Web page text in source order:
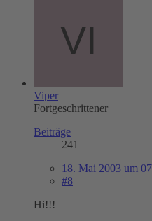
Viper
Fortgeschrittener
Beiträge
241
18. Mai 2003 um
#8
Hi!!!